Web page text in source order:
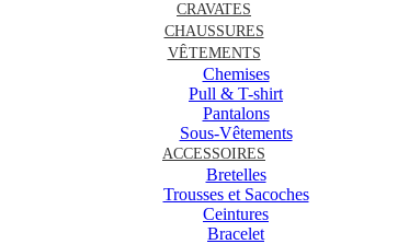
CRAVATES
CHAUSSURES
VÊTEMENTS
Chemises
Pull & T-shirt
Pantalons
Sous-Vêtements
ACCESSOIRES
Bretelles
Trousses et Sacoches
Ceintures
Bracelet